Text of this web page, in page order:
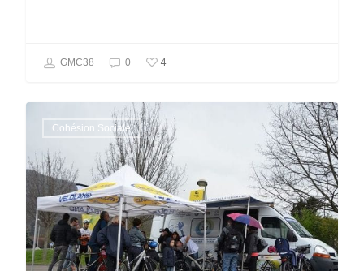
GMC38 0 4
Cohésion Sociale